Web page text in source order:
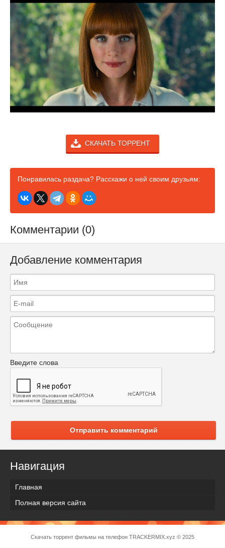
СКАЧАТЬ ТОРРЕНТ
Понравилась раздача? Расскажи о ней своим друзьям:
Комментарии (0)
Добавление комментария
Введите слова
Отправить комментарий
Навигация
Главная
Полная версия сайта
Скачать торрент фильмы на телефон TRACKERMIX.xyz © 2025